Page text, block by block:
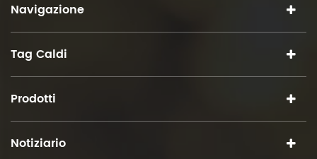
Navigazione
Tag Caldi
Prodotti
Notiziario